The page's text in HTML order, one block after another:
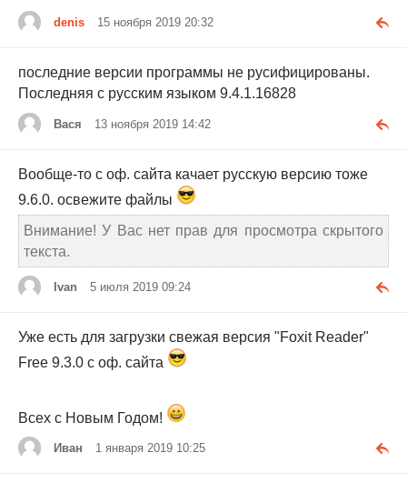
denis 15 ноября 2019 20:32
последние версии программы не русифицированы.
Последняя с русским языком 9.4.1.16828
Вася 13 ноября 2019 14:42
Вообще-то с оф. сайта качает русскую версию тоже
9.6.0. освежите файлы
Внимание! У Вас нет прав для просмотра скрытого
текста.
Ivan 5 июля 2019 09:24
Уже есть для загрузки свежая версия "Foxit Reader"
Free 9.3.0 с оф. сайта
Всех с Новым Годом!
Иван 1 января 2019 10:25